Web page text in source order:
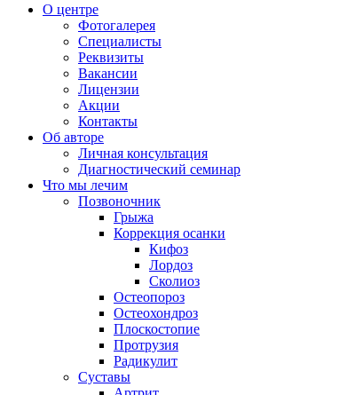
О центре
Фотогалерея
Специалисты
Реквизиты
Вакансии
Лицензии
Акции
Контакты
Об авторе
Личная консультация
Диагностический семинар
Что мы лечим
Позвоночник
Грыжа
Коррекция осанки
Кифоз
Лордоз
Сколиоз
Остеопороз
Остеохондроз
Плоскостопие
Протрузия
Радикулит
Суставы